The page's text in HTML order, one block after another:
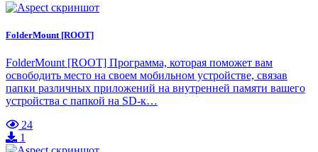
FolderMount [ROOT]
FolderMount [ROOT] Программа, которая поможет вам
освободить место на своем мобильном устройстве, связав
папки различных приложений на внутренней памяти вашего
устройства с папкой на SD-к…
24
1